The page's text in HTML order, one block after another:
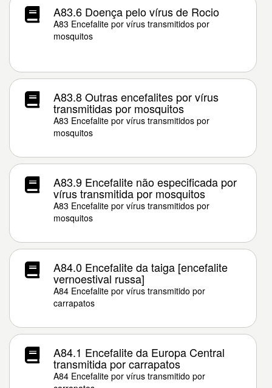
A83.6 Doença pelo vírus de Rocio
A83 Encefalite por vírus transmitidos por
mosquitos
A83.8 Outras encefalites por vírus
transmitidas por mosquitos
A83 Encefalite por vírus transmitidos por
mosquitos
A83.9 Encefalite não especificada por
vírus transmitida por mosquitos
A83 Encefalite por vírus transmitidos por
mosquitos
A84.0 Encefalite da taiga [encefalite
vernoestival russa]
A84 Encefalite por vírus transmitido por
carrapatos
A84.1 Encefalite da Europa Central
transmitida por carrapatos
A84 Encefalite por vírus transmitido por